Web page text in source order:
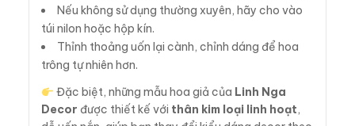
Nếu không sử dụng thường xuyên, hãy cho vào
túi nilon hoặc hộp kín.
Thỉnh thoảng uốn lại cành, chỉnh dáng để hoa
trông tự nhiên hơn.
Đặc biệt, những mẫu hoa giả của Linh Nga
Decor được thiết kế với thân kim loại linh hoạt,